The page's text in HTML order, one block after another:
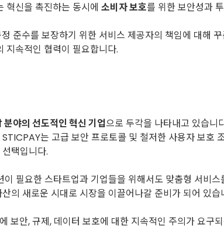
혁신을 촉진하는 동시에 소비자 보호를 위한 보안성과
준수를 보장하기 위한 서비스 제공자의 책임에 대해
지속적인 협력이 필요합니다.
분야의 선도적인 혁신 기업으로 두각을 나타내고 있습니
는 고급 보안 프로토콜 및 철저한 사용자 보호
택입니다.
필요한 스타트업과 기업들을 위해서도 맞춤형 서비
의 새로운 시대로 시장을 이끌어나갈 준비가 되어 있습
보안, 규제, 데이터 보호에 대한 지속적인 주의가 요구